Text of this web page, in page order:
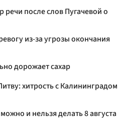
речи после слов Пугачевой о
из-за угрозы окончания
дорожает сахар
хитрость с Калининградом
и нельзя делать 8 августа